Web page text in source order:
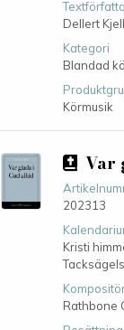
Dellert Kjell
Kategori
Blandad
Körmusik
Var
202313
Kristi
Rathbone